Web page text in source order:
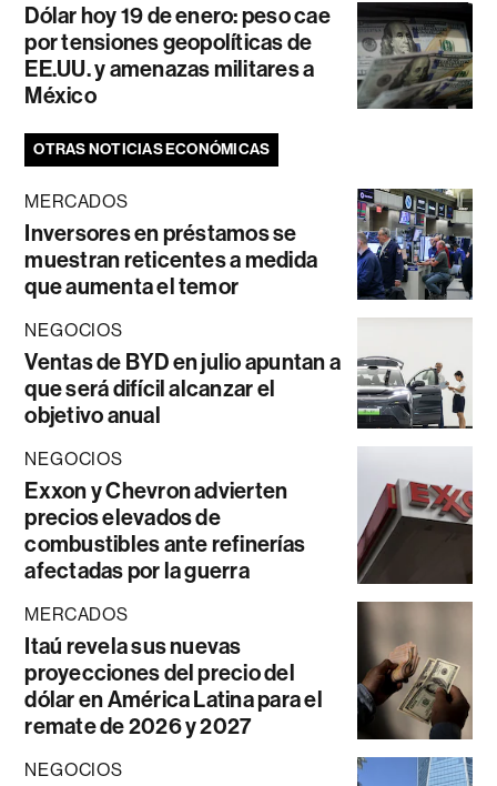
Dólar hoy 19 de enero: peso cae
por tensiones geopolíticas de
EE.UU. y amenazas militares a
México
OTRAS NOTICIAS ECONÓMICAS
MERCADOS
Inversores en préstamos se
muestran reticentes a medida
que aumenta el temor
NEGOCIOS
Ventas de BYD en julio apuntan a
que será difícil alcanzar el
objetivo anual
NEGOCIOS
Exxon y Chevron advierten
precios elevados de
combustibles ante refinerías
afectadas por la guerra
MERCADOS
Itaú revela sus nuevas
proyecciones del precio del
dólar en América Latina para el
remate de 2026 y 2027
NEGOCIOS